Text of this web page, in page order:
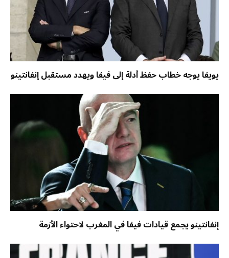
يويفا يوجه خطاب حفظ أدلة إلى فيفا ويهدد مستقبل إنفانتينو
إنفانتينو يجمع قيادات فيفا في المغرب لاحتواء الأزمة